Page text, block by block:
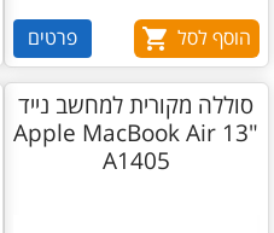
הוסף לסל פרטים
סוללה מקורית למחשב נייד
Apple MacBook Air 13"
A1405